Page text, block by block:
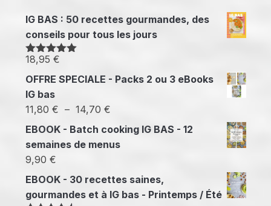
IG BAS : 50 recettes gourmandes, des
conseils pour tous les jours
Note5.00
18,95 €
OFFRE SPECIALE - Packs 2 ou 3 eBooks
IG bas
11,80 € – 14,70 €Plage
de
14,70 €
EBOOK - Batch cooking IG BAS - 12
semaines de menus
9,90 €
EBOOK - 30 recettes saines,
gourmandes et à IG bas - Printemps / Été